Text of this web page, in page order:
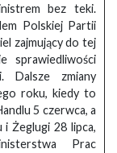
bez teki.
Polskiej Partii
zajmujący do tej
sprawiedliwości
Dalsze zmiany
roku, kiedy to
5 czerwca, a
Żeglugi 28 lipca,
Prac